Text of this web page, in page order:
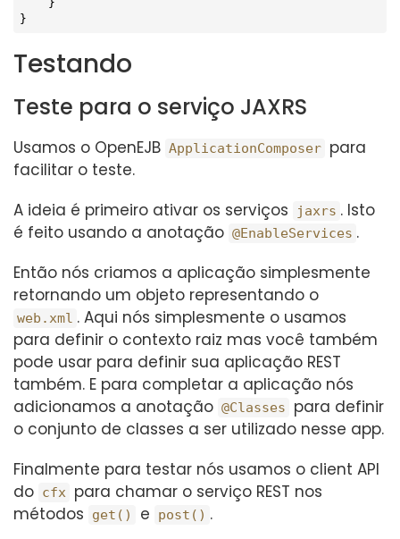
}
Testando
Teste para o serviço JAXRS
Usamos o OpenEJB ApplicationComposer para
facilitar o teste.
A ideia é primeiro ativar os serviços
jaxrs . Isto
é feito usando a anotação @EnableServices .
Então nós criamos a aplicação simplesmente
retornando um objeto representando o
web.xml . Aqui nós simplesmente o usamos
para definir o contexto raiz mas você também
pode usar para definir sua aplicação REST
também. E para completar a aplicação nós
adicionamos a anotação @Classes
para definir
o conjunto de classes a ser utilizado nesse app.
Finalmente para testar nós usamos o client API
do cfx para chamar o serviço REST nos
métodos
get() e post() .